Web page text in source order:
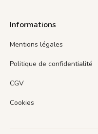
Informations
Mentions légales
Politique de confidentialité
CGV
Cookies